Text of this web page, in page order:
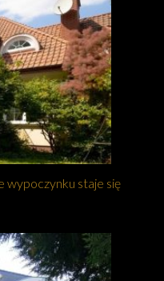
wypoczynku staje się